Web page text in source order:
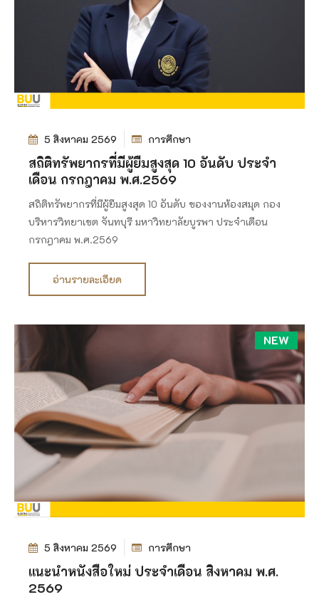
5 สิงหาคม 2569 การศึกษา
สถิติทรัพยากรที่มีผู้ยืมสูงสุด 10 อันดับ ประจำ
เดือน กรกฎาคม พ.ศ.2569
สถิติทรัพยากรที่มีผู้ยืมสูงสุด 10 อันดับ ของงานห้องสมุด กอง
บริหารวิทยาเขต จันทบุรี มหาวิทยาลัยบูรพา ประจำเดือน
กรกฎาคม พ.ศ.2569
อ่านรายละเอียด
NEW
5 สิงหาคม 2569 การศึกษา
แนะนำหนังสือใหม่ ประจำเดือน สิงหาคม พ.ศ.
2569